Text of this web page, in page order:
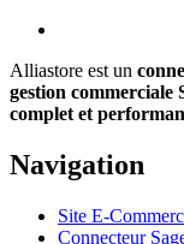
Alliastore est un
gestion commerciale
complet et
Navigation
Site E-
Connecteur